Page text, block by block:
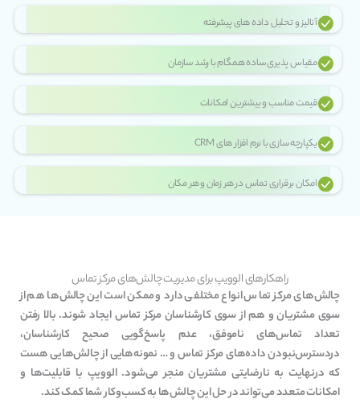
آنالیز و تحلیل داده های پیشرفته
مقیاس پذیری ساده همگام با رشد سازمان
قیمت مناسب و بیشترین امکانات
یکپارچه سازی با نرم افزار های CRM
امکان برقراری تماس در هر زمان و هر مکان
راهکارهای الوویپ برای مدیریت چالش‌های مرکز تماس
چالش‌های مرکز تماس انواع مختلفی دارد و ممکن است این چالش‌ها هم از
سوی مشتریان و هم از سوی کارشناسان مرکز تماس ایجاد شوند. بالا رفتن
تعداد تماس‌های ناموفق، عدم پاسخ‌گویی صحیح کارشناسان،
دردسترس‌نبودن داده‌های مرکز تماس و … نمونه‌هایی از چالش‌هایی هست
که درنهایت به نارضایتی مشتریان منجر می‌شود. الوویپ با قابلیت‌ها و
امکانات متعدد می‌تواند در حل این چالش‌ها به کسب‌وکار شما کمک کند.